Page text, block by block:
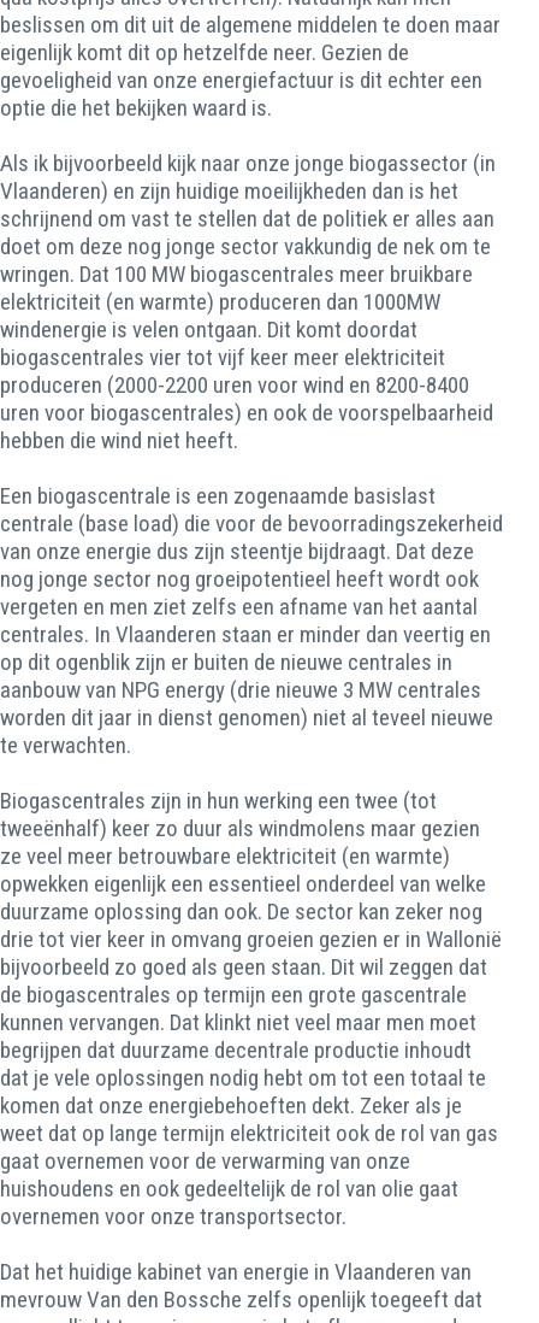
beslissen om dit uit de algemene middelen te doen maar
eigenlijk komt dit op hetzelfde neer. Gezien de
gevoeligheid van onze energiefactuur is dit echter een
optie die het bekijken waard is.
Als ik bijvoorbeeld kijk naar onze jonge biogassector (in
Vlaanderen) en zijn huidige moeilijkheden dan is het
schrijnend om vast te stellen dat de politiek er alles aan
doet om deze nog jonge sector vakkundig de nek om te
wringen. Dat 100 MW biogascentrales meer bruikbare
elektriciteit (en warmte) produceren dan 1000MW
windenergie is velen ontgaan. Dit komt doordat
biogascentrales vier tot vijf keer meer elektriciteit
produceren (2000-2200 uren voor wind en 8200-8400
uren voor biogascentrales) en ook de voorspelbaarheid
hebben die wind niet heeft.
Een biogascentrale is een zogenaamde basislast
centrale (base load) die voor de bevoorradingszekerheid
van onze energie dus zijn steentje bijdraagt. Dat deze
nog jonge sector nog groeipotentieel heeft wordt ook
vergeten en men ziet zelfs een afname van het aantal
centrales. In Vlaanderen staan er minder dan veertig en
op dit ogenblik zijn er buiten de nieuwe centrales in
aanbouw van NPG energy (drie nieuwe 3 MW centrales
worden dit jaar in dienst genomen) niet al teveel nieuwe
te verwachten.
Biogascentrales zijn in hun werking een twee (tot
tweeënhalf) keer zo duur als windmolens maar gezien
ze veel meer betrouwbare elektriciteit (en warmte)
opwekken eigenlijk een essentieel onderdeel van welke
duurzame oplossing dan ook. De sector kan zeker nog
drie tot vier keer in omvang groeien gezien er in Wallonië
bijvoorbeeld zo goed als geen staan. Dit wil zeggen dat
de biogascentrales op termijn een grote gascentrale
kunnen vervangen. Dat klinkt niet veel maar men moet
begrijpen dat duurzame decentrale productie inhoudt
dat je vele oplossingen nodig hebt om tot een totaal te
komen dat onze energiebehoeften dekt. Zeker als je
weet dat op lange termijn elektriciteit ook de rol van gas
gaat overnemen voor de verwarming van onze
huishoudens en ook gedeeltelijk de rol van olie gaat
overnemen voor onze transportsector.
Dat het huidige kabinet van energie in Vlaanderen van
mevrouw Van den Bossche zelfs openlijk toegeeft dat